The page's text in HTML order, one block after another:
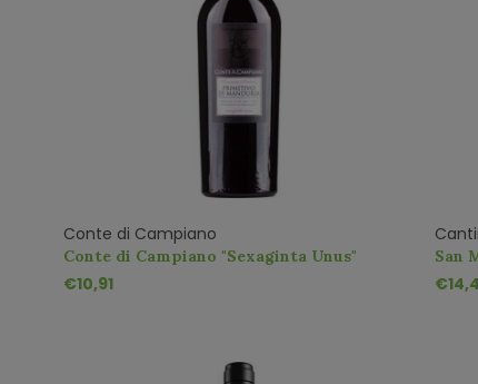
Conte di Campiano
Conte di Campiano "Sexaginta Unus"
Primitivo di Manduria DOC
€10,91
San